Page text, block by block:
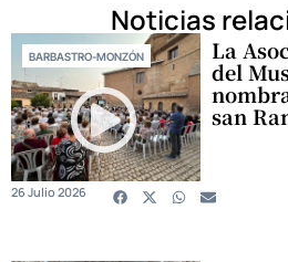
Noticias
BARBASTRO-MONZÓN La
del
san
26 Julio 2026